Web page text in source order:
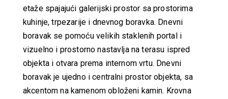
etaže spajajući galerijski prostor sa prostorima
kuhinje, trpezarije i dnevnog boravka. Dnevni
boravak se pomoću velikih staklenih portal i
vizuelno i prostorno nastavlja na terasu ispred
objekta i otvara prema internom vrtu. Dnevni
boravak je ujedno i centralni prostor objekta, sa
akcentom na kamenom obloženi kamin. Krovna